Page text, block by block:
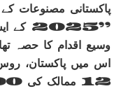
پاکستانی مصنوعات کے
وسیع اقدام کا حصہ
اس میں پاکستان،